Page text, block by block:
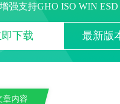
强支持GHO ISO WIN
即下载 最新版
章内容